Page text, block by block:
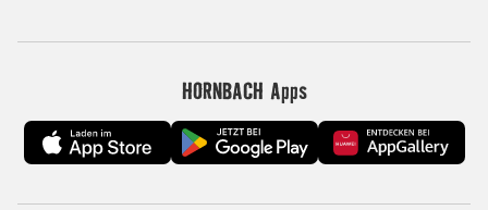
HORNBACH Apps